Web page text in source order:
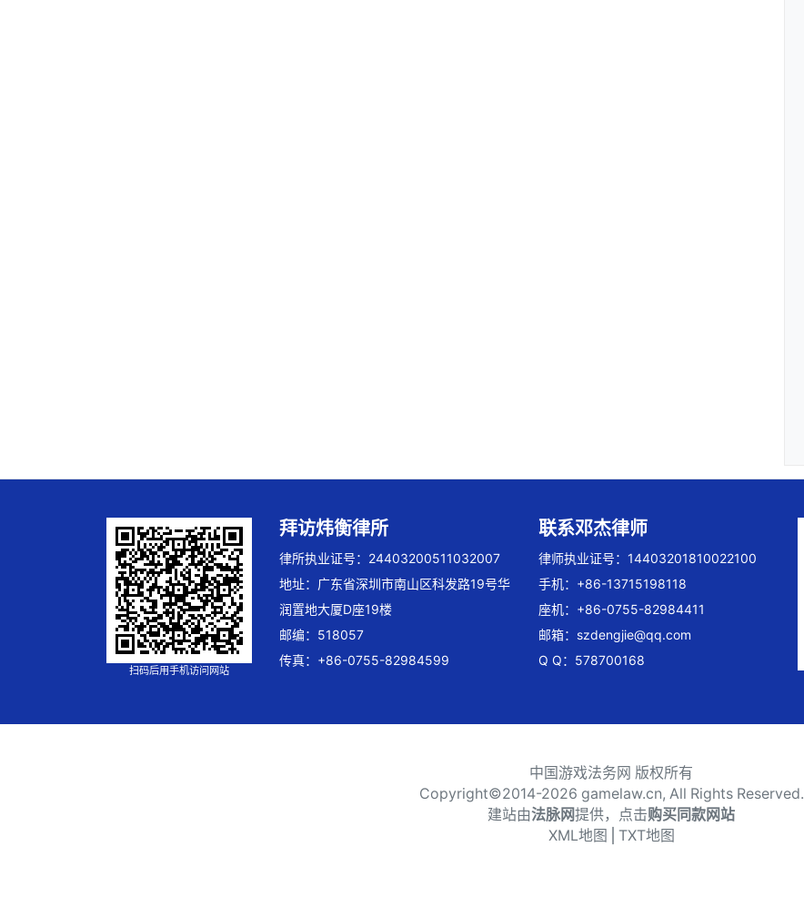
扫码后用手机访问网站
拜访炜衡律所
律所执业证号：24403200511032007
地址：广东省深圳市南山区科发路19号华
润置地大厦D座19楼
邮编：518057
传真：+86-0755-82984599
联系邓杰律师
律师执业证号：14403201810022100
手机：+86-13715198118
座机：+86-0755-82984411
邮箱： szdengjie@qq.com
Q Q：578700168
中国游戏法务网 版权所有
Copyright©2014-2026 gamelaw.cn, All Rights Reserved.
建站由法脉网提供，点击购买同款网站
XML地图 TXT地图